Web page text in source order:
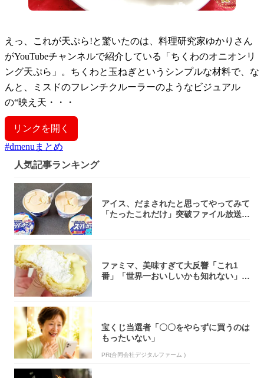
えっ、これが天ぷら!と驚いたのは、料理研究家ゆかりさん
がYouTubeチャンネルで紹介している「ちくわのオニオンリ
ング天ぷら」。ちくわと玉ねぎというシンプルな材料で、な
んと、ミスドのフレンチクルーラーのようなビジュアル
の“映え天・・・
リンクを開く
#dmenuまとめ
人気記事ランキング
アイス、だまされたと思ってやってみて
「たったこれだけ」突破ファイル放送で
ファミマ、美味すぎて大反響「これ1
番」「世界一おいしいかも知れない」
宝くじ当選者「〇〇をやらずに買うのは
もったいない」
PR(合同会社デジタルファーム )